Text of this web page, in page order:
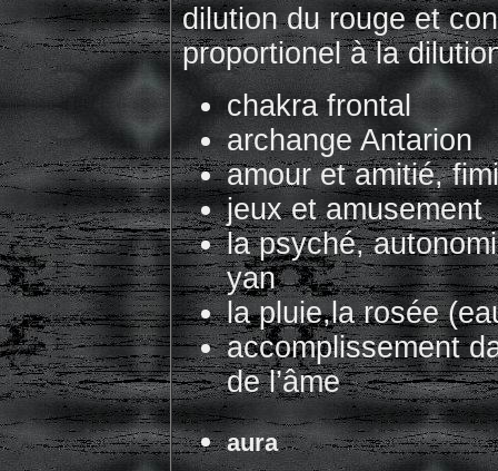
dilution du rouge et
proportionel à la
chakra frontal
archange Antarion
amour et amitié,
jeux et amusement
la psyché,
yan
la pluie,la rosée
accomplissement
de l’âme
aura